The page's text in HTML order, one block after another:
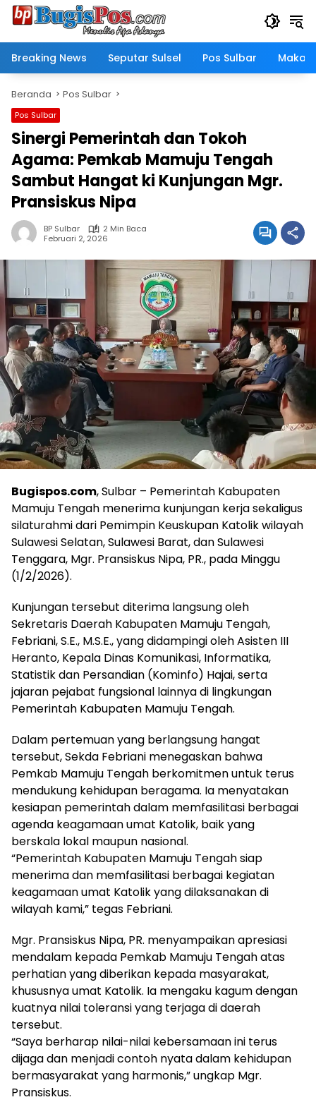
Langsung
Breaking News
Seputar Sulsel Pos Sulbar
Beranda Pos Sulbar
Pos Sulbar
Sinergi Pemerintah dan Tokoh
Agama: Pemkab Mamuju Tengah
Sambut Hangat ki Kunjungan Mgr.
Pransiskus Nipa
BP Sulbar
2 Min Baca
Februari 2, 2026
Bugispos.com, Sulbar – Pemerintah Kabupaten
Mamuju Tengah menerima kunjungan kerja sekaligus
silaturahmi dari Pemimpin Keuskupan Katolik wilayah
Sulawesi Selatan, Sulawesi Barat, dan Sulawesi
Tenggara, Mgr. Pransiskus Nipa, PR., pada Minggu
(1/2/2026).
Kunjungan tersebut diterima langsung oleh
Sekretaris Daerah Kabupaten Mamuju Tengah,
Febriani, S.E., M.S.E., yang didampingi oleh Asisten III
Heranto, Kepala Dinas Komunikasi, Informatika,
Statistik dan Persandian (Kominfo) Hajai, serta
jajaran pejabat fungsional lainnya di lingkungan
Pemerintah Kabupaten Mamuju Tengah.
Dalam pertemuan yang berlangsung hangat
tersebut, Sekda Febriani menegaskan bahwa
Pemkab Mamuju Tengah berkomitmen untuk terus
mendukung kehidupan beragama. Ia menyatakan
kesiapan pemerintah dalam memfasilitasi berbagai
agenda keagamaan umat Katolik, baik yang
berskala lokal maupun nasional.
“Pemerintah Kabupaten Mamuju Tengah siap
menerima dan memfasilitasi berbagai kegiatan
keagamaan umat Katolik yang dilaksanakan di
wilayah kami,” tegas Febriani.
Mgr. Pransiskus Nipa, PR. menyampaikan apresiasi
mendalam kepada Pemkab Mamuju Tengah atas
perhatian yang diberikan kepada masyarakat,
khususnya umat Katolik. Ia mengaku kagum dengan
kuatnya nilai toleransi yang terjaga di daerah
tersebut.
“Saya berharap nilai-nilai kebersamaan ini terus
dijaga dan menjadi contoh nyata dalam kehidupan
bermasyarakat yang harmonis,” ungkap Mgr.
Pransiskus.